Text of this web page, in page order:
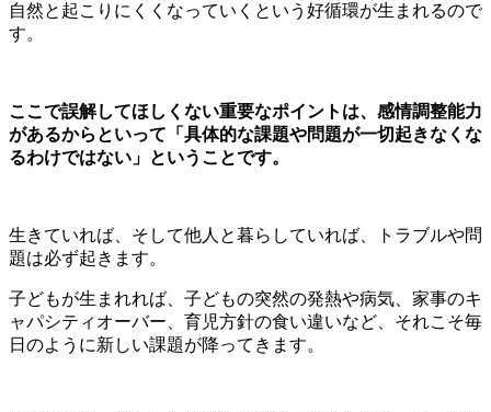
自然と起こりにくくなっていくという好循環が生まれるので
す。
ここで誤解してほしくない重要なポイントは、感情調整能力
があるからといって「具体的な課題や問題が一切起きなくな
るわけではない」ということです。
生きていれば、そして他人と暮らしていれば、トラブルや問
題は必ず起きます。
子どもが生まれれば、子どもの突然の発熱や病気、家事のキ
ャパシティオーバー、育児方針の食い違いなど、それこそ毎
日のように新しい課題が降ってきます。